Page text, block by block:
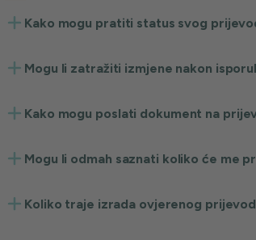
Kako mogu pratiti status svog
Mogu li zatražiti izmjene nakon
Kako mogu poslati dokument na
Mogu li odmah saznati koliko će me
Koliko traje izrada ovjerenog